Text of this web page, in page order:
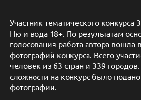
Участник тематического конкурса
Ню и вода 18+. По результатам
голосования работа автора вошла
фотографий конкурса. Всего
человек из 63 стран и 339
сложности на конкурс было
фотографии.